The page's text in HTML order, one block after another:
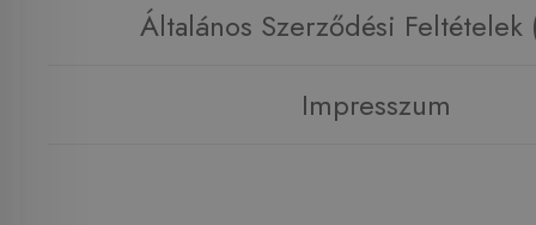
Általános Szerződési Feltételek
Impresszum